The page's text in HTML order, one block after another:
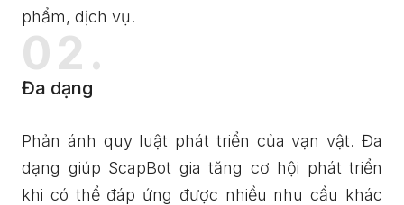
phẩm, dịch vụ.
02.
Đa dạng
Phản ánh quy luật phát triển của vạn vật. Đa
dạng giúp ScapBot gia tăng cơ hội phát triển
khi có thể đáp ứng được nhiều nhu cầu khác